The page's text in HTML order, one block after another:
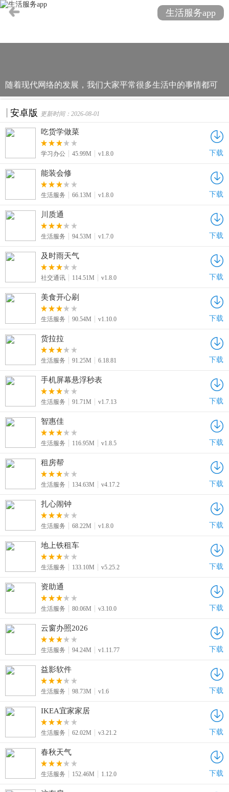
随着现代网络的发展，我们大家平常很多生活中的事情都可
以依靠软件来帮助自己轻松解决，比如：许多网民有时需要
清洁家庭、搬家、护理或照顾家庭。他们想知道在哪里可以
应用程序，他们可以很容易地找到相应的服务人员，非常的
方便省心，以下几款欢迎各位用户来下载。
生活服务app
安卓版 更新时间：2026-08-01
吃货学做菜
学习办公 45.99M v1.8.0 下载
能装会修
生活服务 66.13M v1.8.0 下载
川质通
生活服务 94.53M v1.7.0 下载
及时雨天气
社交通讯 114.51M v1.8.0 下载
美食开心刷
生活服务 90.54M v1.10.0 下载
货拉拉
生活服务 91.25M 6.18.81 下载
手机屏幕悬浮秒表
生活服务 91.71M v1.7.13 下载
智惠佳
生活服务 116.95M v1.8.5 下载
租房帮
生活服务 134.63M v4.17.2 下载
扎心闹钟
生活服务 68.22M v1.8.0 下载
地上铁租车
生活服务 133.10M v5.25.2 下载
资助通
生活服务 80.06M v3.10.0 下载
云窗办照2026
生活服务 94.24M v1.11.77 下载
益影软件
生活服务 98.73M v1.6 下载
IKEA宜家家居
生活服务 62.02M v3.21.2 下载
春秋天气
生活服务 152.46M 1.12.0 下载